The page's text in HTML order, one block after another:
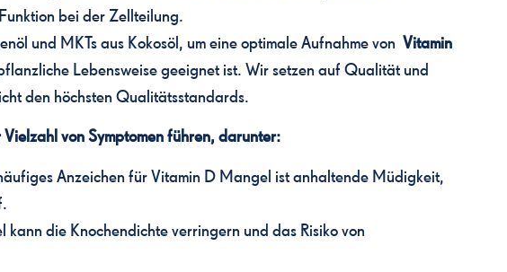
bei der Zellteilung.
und MKTs aus Kokosöl, um eine optimale Aufnahme vonVitamin
Lebensweise geeignet ist. Wir setzen auf Qualität und
den höchsten Qualitätsstandards.
von Symptomen führen, darunter:
Anzeichen für Vitamin D Mangel ist anhaltende Müdigkeit,
die Knochendichte verringern und das Risiko von